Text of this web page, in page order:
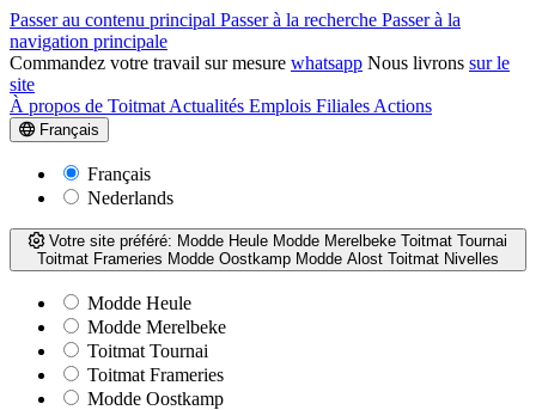
Passer au contenu principal Passer à la recherche Passer à la
navigation principale
Commandez votre travail sur mesure whatsapp Nous livrons sur le
site
À propos de Toitmat Actualités Emplois Filiales Actions
Français
Français
Nederlands
Votre site préféré: Modde Heule Modde Merelbeke Toitmat Tournai
Toitmat Frameries Modde Oostkamp Modde Alost Toitmat Nivelles
Modde Heule
Modde Merelbeke
Toitmat Tournai
Toitmat Frameries
Modde Oostkamp